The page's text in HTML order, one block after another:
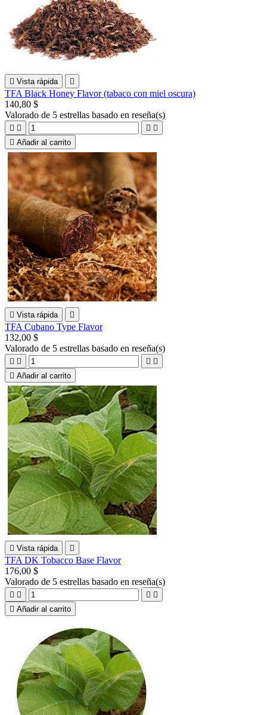
 Vista rápida 
TFA Black Honey Flavor (tabaco con miel oscura)
140,80 $
Valorado de 5 estrellas basado en reseña(s)
   
 Añadir al carrito
 Vista rápida 
TFA Cubano Type Flavor
132,00 $
Valorado de 5 estrellas basado en reseña(s)
   
 Añadir al carrito
 Vista rápida 
TFA DK Tobacco Base Flavor
176,00 $
Valorado de 5 estrellas basado en reseña(s)
   
 Añadir al carrito